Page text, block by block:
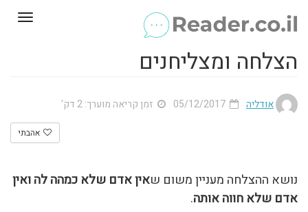
הצלחה ומצליחנים
אודליה זמן קריאה מוערך: 2 דק'
אהבתי
נושא ההצלחה מעניין משום שאין אדם שלא כמהה לה ואין
אדם שלא חווה אותה.